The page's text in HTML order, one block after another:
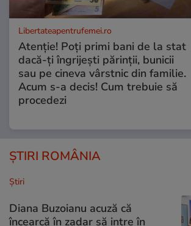
Libertateapentrufemei.ro
Atenție! Poți primi bani de la stat
dacă-ți îngrijești părinții, bunicii
sau pe cineva vârstnic din familie.
Acum s-a decis! Cum trebuie să
procedezi
ȘTIRI ROMÂNIA
Ştiri
Diana Buzoianu acuză că
încearcă în zadar să intre în